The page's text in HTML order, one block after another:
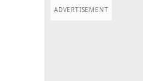
ADVERTISEMENT